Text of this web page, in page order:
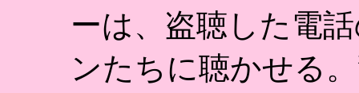
ーは、盗聴した電
ンたちに聴かせる